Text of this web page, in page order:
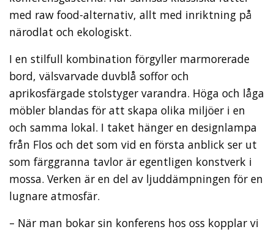
med raw food-alternativ, allt med inriktning på
närodlat och ekologiskt.
I en stilfull kombination förgyller marmorerade
bord, välsvarvade duvblå soffor och
aprikosfärgade stolstyger varandra. Höga och låga
möbler blandas för att skapa olika miljöer i en
och samma lokal. I taket hänger en designlampa
från Flos och det som vid en första anblick ser ut
som färggranna tavlor är egentligen konstverk i
mossa. Verken är en del av ljuddämpningen för en
lugnare atmosfär.
– När man bokar sin konferens hos oss kopplar vi